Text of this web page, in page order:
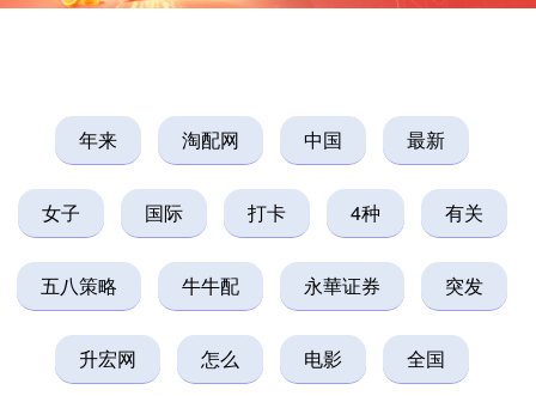
年来 淘配网 中国 最新
女子 国际 打卡 4种 有关
五八策略 牛牛配 永華证券 突发
升宏网 怎么 电影 全国